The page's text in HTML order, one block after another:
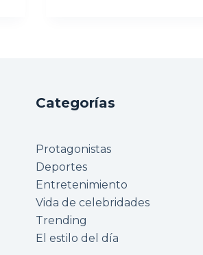
Categorías
Protagonistas
Deportes
Entretenimiento
Vida de celebridades
Trending
El estilo del día